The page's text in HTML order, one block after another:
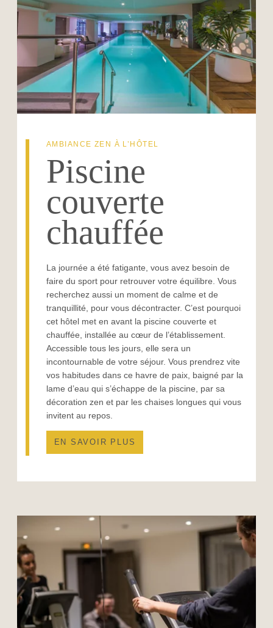
AMBIANCE ZEN À L’HÔTEL
Piscine
couverte
chauffée
La journée a été fatigante, vous avez besoin de
faire du sport pour retrouver votre équilibre. Vous
recherchez aussi un moment de calme et de
tranquillité, pour vous décontracter. C’est pourquoi
cet hôtel met en avant la piscine couverte et
chauffée, installée au cœur de l’établissement.
Accessible tous les jours, elle sera un
incontournable de votre séjour. Vous prendrez vite
vos habitudes dans ce havre de paix, baigné par la
lame d’eau qui s’échappe de la piscine, par sa
décoration zen et par les chaises longues qui vous
invitent au repos.
EN SAVOIR PLUS
HOTEL
LES STUDIOS
SERVICES
VISITER PARIS
TOURISME
ACTUALITÉS